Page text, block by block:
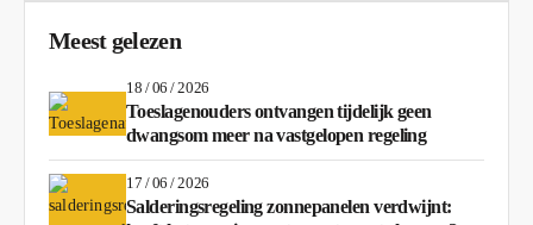
Meest gelezen
18 / 06 / 2026
Toeslagenouders ontvangen tijdelijk geen
dwangsom meer na vastgelopen regeling
17 / 06 / 2026
Salderingsregeling zonnepanelen verdwijnt: